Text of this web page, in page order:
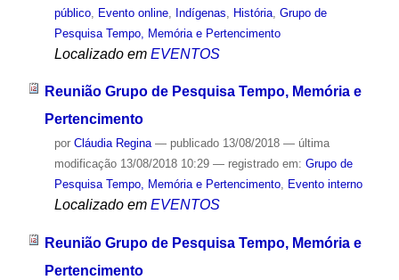
público, Evento online, Indígenas História, Grupo de
Pesquisa Tempo, Memória e Pertencimento
Localizado em EVENTOS
Reunião Grupo de Pesquisa Tempo, Memória e
Pertencimento
por Cláudia Regina — publicado13/08/2018 — última
modificação13/08/2018 10:29 — registrado em: Grupo de
Pesquisa Tempo, Memória e Pertencimento, Evento interno
Localizado em EVENTOS
Reunião Grupo de Pesquisa Tempo, Memória e
Pertencimento